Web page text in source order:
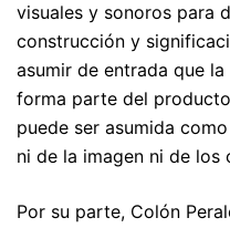
visuales y sonoros para
construcción y
asumir de entrada que
forma parte del
puede ser asumida
ni de la imagen ni de los
Por su parte, Colón